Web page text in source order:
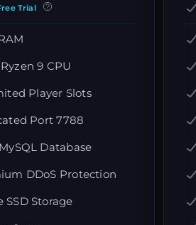
Trial
9 CPU
Player Slots
Port 7788
Database
DDoS Protection
SSD Storage